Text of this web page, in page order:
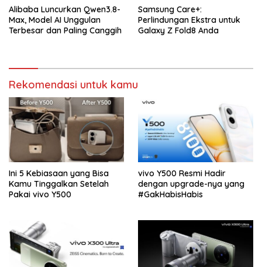
Alibaba Luncurkan Qwen3.8-
Max, Model AI Unggulan
Terbesar dan Paling Canggih
Samsung Care+:
Perlindungan Ekstra untuk
Galaxy Z Fold8 Anda
Rekomendasi untuk kamu
Ini 5 Kebiasaan yang Bisa
Kamu Tinggalkan Setelah
Pakai vivo Y500
vivo Y500 Resmi Hadir
dengan upgrade-nya yang
#GakHabisHabis